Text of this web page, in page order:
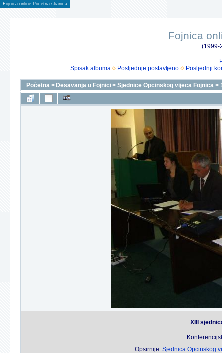
Fojnica online Pocetna stranica
Fojnica
(1999-
Spisak albuma
Posljednje postavljeno Posljednji
Početna > Desavanja u Fojnici > Sjednice Opcinskog vijeca Fojnica >
XIII
Opsirnije: Sjednica Opcinskog